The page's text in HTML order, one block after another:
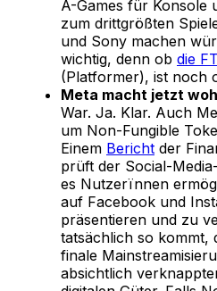
A-Games für Konsole
zum drittgrößten
und Sony machen
wichtig, denn ob die
(Platformer), ist noch
Meta macht jetzt
War. Ja. Klar. Auch
um Non-Fungible
Einem Bericht der
prüft der Social-
es Nutzerïnnen
auf Facebook und
präsentieren und zu
tatsächlich so kommt,
finale
absichtlich